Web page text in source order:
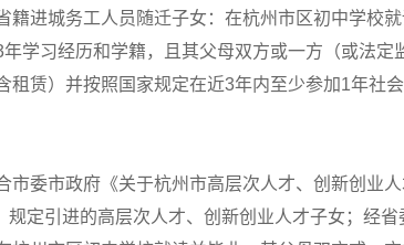
进城务工人员随迁子女：在杭州市区初中学校就
学习经历和学籍，且其父母双方或一方（或法
租赁）并按照国家规定在近3年内至少参加1年社
委市政府《关于杭州市高层次人才、创新创业人
规定引进的高层次人才、创新创业人才子女；经